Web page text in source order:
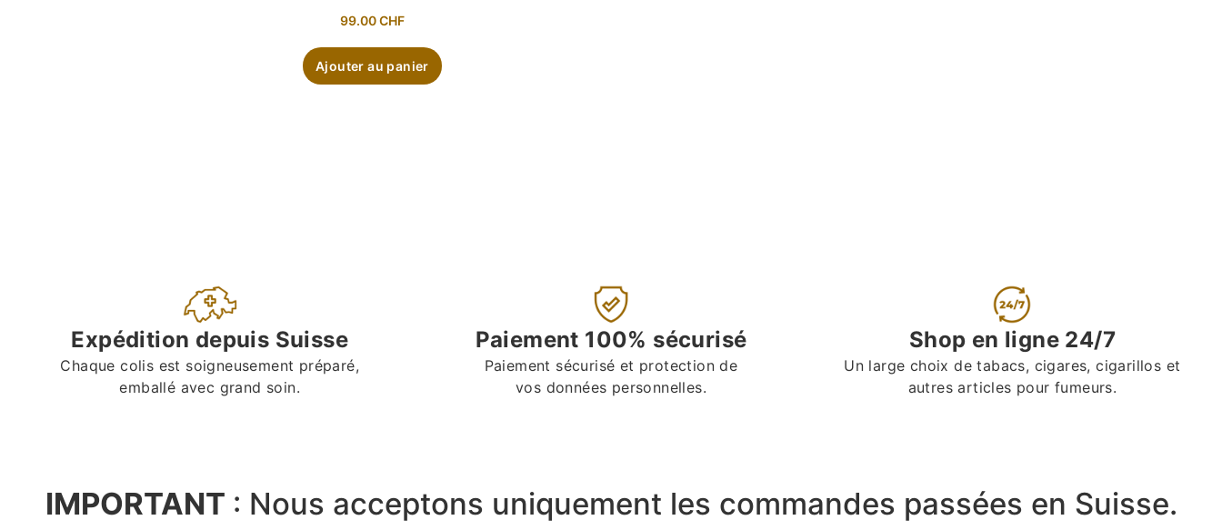
99.00CHF
Ajouter au panier
Expédition depuis Suisse
Chaque colis est soigneusement préparé,
emballé avec grand soin.
Paiement 100% sécurisé
Paiement sécurisé et protection de
vos données personnelles.
Shop en ligne 24/7
Un large choix de tabacs, cigares, cigarillos et
autres articles pour fumeurs.
IMPORTANT : Nous acceptons uniquement les commandes passées en Suisse.